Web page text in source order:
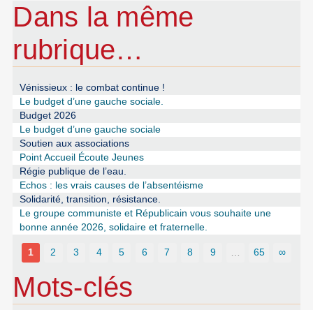
Dans la même
rubrique…
Vénissieux : le combat continue !
Le budget d’une gauche sociale.
Budget 2026
Le budget d’une gauche sociale
Soutien aux associations
Point Accueil Écoute Jeunes
Régie publique de l’eau.
Echos : les vrais causes de l’absentéisme
Solidarité, transition, résistance.
Le groupe communiste et Républicain vous souhaite une
bonne année 2026, solidaire et fraternelle.
1 2 3 4 5 6 7 8 9 … 65 ∞
Mots-clés